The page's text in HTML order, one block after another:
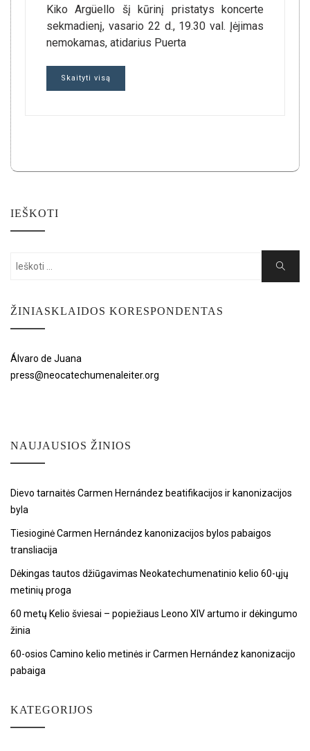
Kiko Argüello šį kūrinį pristatys koncerte
sekmadienį, vasario 22 d., 19.30 val. Įėjimas
nemokamas, atidarius Puerta
Skaityti visą
IEŠKOTI
Search
Search
ŽINIASKLAIDOS KORESPONDENTAS
Álvaro de Juana
press@neocatechumenaleiter.org
NAUJAUSIOS ŽINIOS
Dievo tarnaitės Carmen Hernández beatifikacijos ir kanonizacijos
byla
Tiesioginė Carmen Hernández kanonizacijos bylos pabaigos
transliacija
Dėkingas tautos džiūgavimas Neokatechumenatinio kelio 60-ųjų
metinių proga
60 metų Kelio šviesai – popiežiaus Leono XIV artumo ir dėkingumo
žinia
60-osios Camino kelio metinės ir Carmen Hernández kanonizacijo
pabaiga
KATEGORIJOS